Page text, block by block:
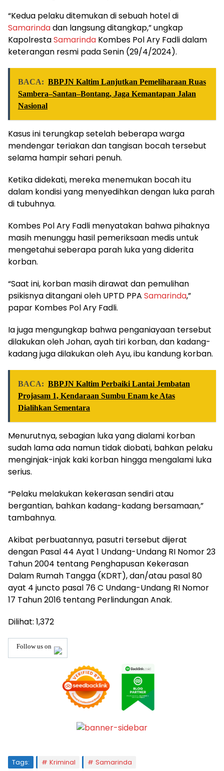
“Kedua pelaku ditemukan di sebuah hotel di
Samarindadan langsung ditangkap,” ungkap
KapolrestaSamarinda Kombes Pol Ary Fadli dalam
keterangan resmi pada Senin (29/4/2024).
BACA: BBPJN Kaltim Lanjutkan Pemeliharaan Ruas
Sambera–Santan–Bontang, Jaga Kemantapan Jalan
Nasional
Kasus ini terungkap setelah beberapa warga
mendengar teriakan dan tangisan bocah tersebut
selama hampir sehari penuh.
Ketika didekati, mereka menemukan bocah itu
dalam kondisi yang menyedihkan dengan luka parah
di tubuhnya.
Kombes Pol Ary Fadli menyatakan bahwa pihaknya
masih menunggu hasil pemeriksaan medis untuk
mengetahui seberapa parah luka yang diderita
korban.
“Saat ini, korban masih dirawat dan pemulihan
psikisnya ditangani oleh UPTD PPA Samarinda,”
papar Kombes Pol Ary Fadli.
Ia juga mengungkap bahwa penganiayaan tersebut
dilakukan oleh Johan, ayah tiri korban, dan kadang-
kadang juga dilakukan oleh Ayu, ibu kandung korban.
BACA: BBPJN Kaltim Perbaiki Lantai Jembatan
Projasam 1, Kendaraan Sumbu Enam ke Atas
Dialihkan Sementara
Menurutnya, sebagian luka yang dialami korban
sudah lama ada namun tidak diobati, bahkan pelaku
menginjak-injak kaki korban hingga mengalami luka
serius.
“Pelaku melakukan kekerasan sendiri atau
bergantian, bahkan kadang-kadang bersamaan,”
tambahnya.
Akibat perbuatannya, pasutri tersebut dijerat
dengan Pasal 44 Ayat 1 Undang-Undang RI Nomor 23
Tahun 2004 tentang Penghapusan Kekerasan
Dalam Rumah Tangga (KDRT), dan/atau pasal 80
ayat 4 juncto pasal 76 C Undang-Undang RI Nomor
17 Tahun 2016 tentang Perlindungan Anak.
Dilihat: 1,372
Follow us on
Tags: Kriminal Samarinda